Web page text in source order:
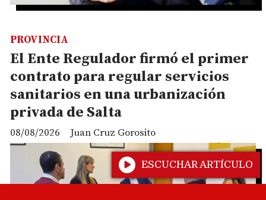
El Ente Regulador firmó el primer
contrato para regular servicios
sanitarios en una urbanización
privada de Salta
Juan Cruz Gorosito
PROVINCIA
08/08/2026
ESCUCHAR ARTÍCULO